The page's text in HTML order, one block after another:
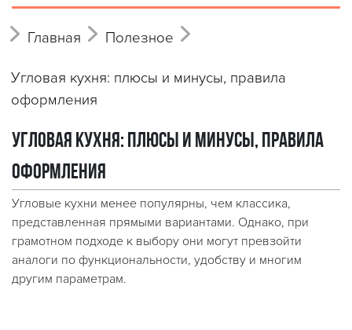
Главная Полезное
Угловая кухня: плюсы и минусы, правила
оформления
Угловая кухня: плюсы и минусы, правила
оформления
Угловые кухни менее популярны, чем классика,
представленная прямыми вариантами. Однако, при
грамотном подходе к выбору они могут превзойти
аналоги по функциональности, удобству и многим
другим параметрам.